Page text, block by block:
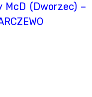
McD (Dworzec) –